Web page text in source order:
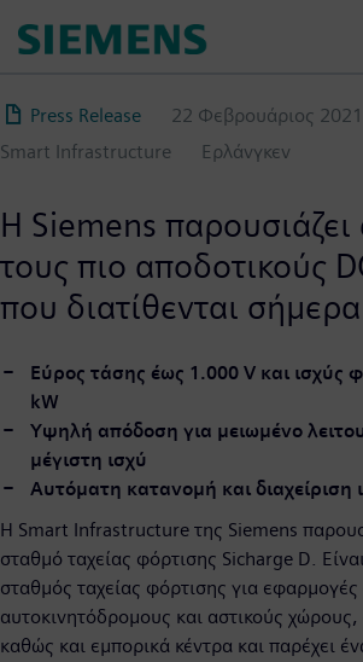
προς
κυρίως
περιεχόμενο
Press Release
22 Φεβρουάριος 2021
Smart Infrastructure
Ερλάνγκεν
Η Siemens
τους πιο αποδοτικούς
που διατίθενται
Εύρος τάσης έως 1.000 V και ισχύς
kW
Υψηλή απόδοση για μειωμένο
μέγιστη ισχύ
Αυτόματη κατανομή και διαχείριση
Η Smart Infrastructure της Siemens
σταθμό ταχείας φόρτισης Sicharge D.
σταθμός ταχείας φόρτισης για
αυτοκινητόδρομους και αστικούς
καθώς και εμπορικά κέντρα και παρέχει